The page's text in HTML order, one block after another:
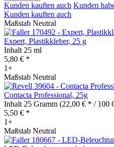
Kunden kauften auch Kunden
Kunden kauften auch
Maßstab Neutral
Expert, Plastikkleber, 25 g
Inhalt 25 ml
5,80 € *
1+
Maßstab Neutral
Contacta Professional, 25g
Inhalt 25 Gramm (22,00 € * / 100
5,50 € *
1+
Maßstab Neutral